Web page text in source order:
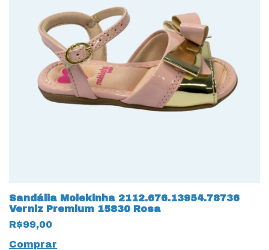
Sandália Molekinha 2112.676.13954.78736
Verniz Premium 15830 Rosa
R$99,00
Comprar